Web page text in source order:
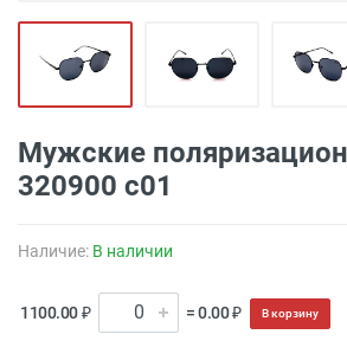
Мужские
320900 с01
Наличие: В наличии
1100.00 ₽ = 0.00 ₽ В корзину